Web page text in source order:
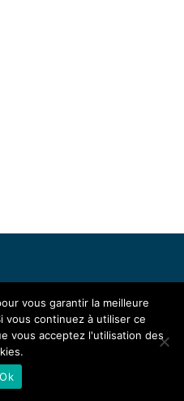
vous garantir la meilleure
vous continuez à utiliser ce
vous acceptez l'utilisation des
Ok